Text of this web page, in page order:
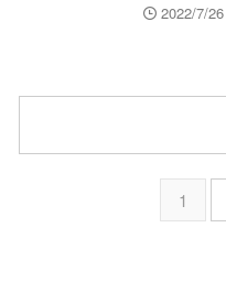
2022/7/26
1